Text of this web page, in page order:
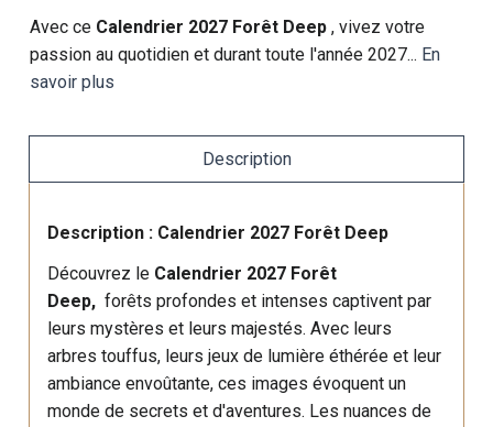
Avec ce Calendrier 2027 Forêt Deep, vivez votre
passion au quotidien et durant toute l'année 2027... En
savoir plus
Description
Description : Calendrier 2027 Forêt Deep
Découvrez le Calendrier 2027 Forêt
Deep, forêts profondes et intenses captivent par
leurs mystères et leurs majestés. Avec leurs
arbres touffus, leurs jeux de lumière éthérée et leur
ambiance envoûtante, ces images évoquent un
monde de secrets et d'aventures. Les nuances de